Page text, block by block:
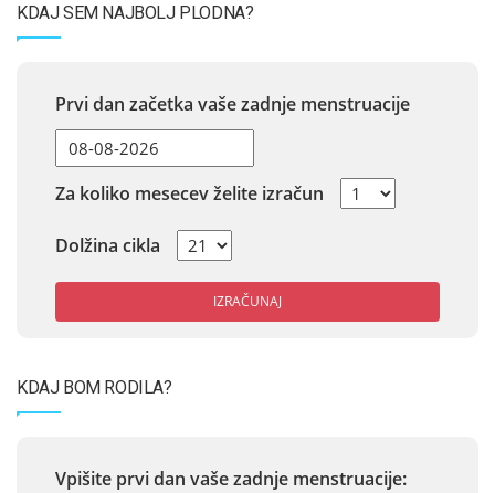
KDAJ SEM NAJBOLJ PLODNA?
Prvi dan začetka vaše zadnje menstruacije
Za koliko mesecev želite izračun
Dolžina cikla
IZRAČUNAJ
KDAJ BOM RODILA?
Vpišite prvi dan vaše zadnje menstruacije: